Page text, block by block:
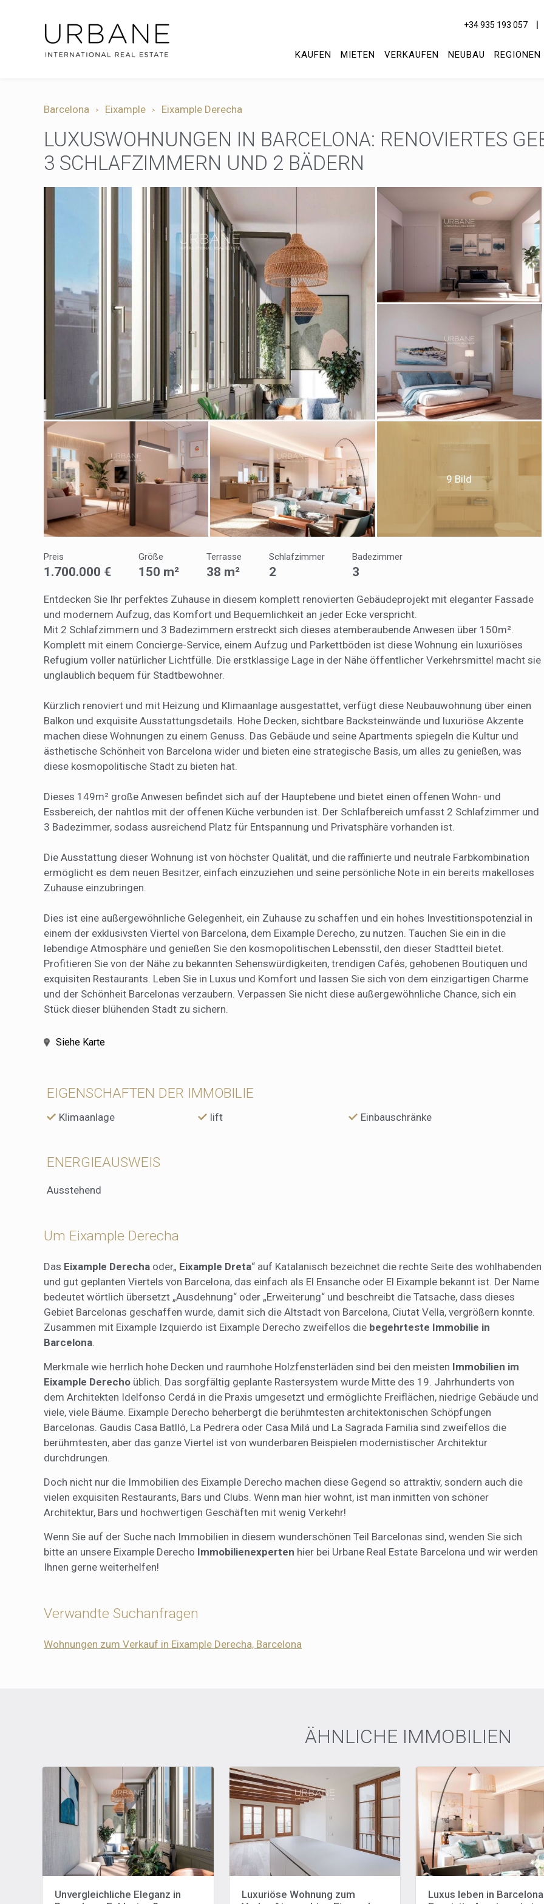
+34 935 193 057
KAUFEN MIETEN VERKAUFEN NEUBAU REGIONEN
Barcelona Eixample Eixample Derecha
LUXUSWOHNUNGEN IN BARCELONA: RENOVIERTES
3 SCHLAFZIMMERN UND 2 BÄDERN
9 Bild
Preis
1.700.000 €
Größe
150 m²
Terrasse
38 m²
Schlafzimmer
2
Badezimmer
3
Entdecken Sie Ihr perfektes Zuhause in diesem komplett renovierten Gebäudeprojekt mit eleganter Fassade
und modernem Aufzug, das Komfort und Bequemlichkeit an jeder Ecke verspricht.
Mit 2 Schlafzimmern und 3 Badezimmern erstreckt sich dieses atemberaubende Anwesen über 150m².
Komplett mit einem Concierge-Service, einem Aufzug und Parkettböden ist diese Wohnung ein luxuriöses
Refugium voller natürlicher Lichtfülle. Die erstklassige Lage in der Nähe öffentlicher Verkehrsmittel macht sie
unglaublich bequem für Stadtbewohner.
Kürzlich renoviert und mit Heizung und Klimaanlage ausgestattet, verfügt diese Neubauwohnung über einen
Balkon und exquisite Ausstattungsdetails. Hohe Decken, sichtbare Backsteinwände und luxuriöse Akzente
machen diese Wohnungen zu einem Genuss. Das Gebäude und seine Apartments spiegeln die Kultur und
ästhetische Schönheit von Barcelona wider und bieten eine strategische Basis, um alles zu genießen, was
diese kosmopolitische Stadt zu bieten hat.
Dieses 149m² große Anwesen befindet sich auf der Hauptebene und bietet einen offenen Wohn- und
Essbereich, der nahtlos mit der offenen Küche verbunden ist. Der Schlafbereich umfasst 2 Schlafzimmer und
3 Badezimmer, sodass ausreichend Platz für Entspannung und Privatsphäre vorhanden ist.
Die Ausstattung dieser Wohnung ist von höchster Qualität, und die raffinierte und neutrale Farbkombination
ermöglicht es dem neuen Besitzer, einfach einzuziehen und seine persönliche Note in ein bereits makelloses
Zuhause einzubringen.
Dies ist eine außergewöhnliche Gelegenheit, ein Zuhause zu schaffen und ein hohes Investitionspotenzial in
einem der exklusivsten Viertel von Barcelona, dem Eixample Derecho, zu nutzen. Tauchen Sie ein in die
lebendige Atmosphäre und genießen Sie den kosmopolitischen Lebensstil, den dieser Stadtteil bietet.
Profitieren Sie von der Nähe zu bekannten Sehenswürdigkeiten, trendigen Cafés, gehobenen Boutiquen und
exquisiten Restaurants. Leben Sie in Luxus und Komfort und lassen Sie sich von dem einzigartigen Charme
und der Schönheit Barcelonas verzaubern. Verpassen Sie nicht diese außergewöhnliche Chance, sich ein
Stück dieser blühenden Stadt zu sichern.
Siehe Karte
EIGENSCHAFTEN DER IMMOBILIE
Klimaanlage lift Einbauschränke
ENERGIEAUSWEIS
Ausstehend
Um Eixample Derecha
Das Eixample Derecha oder„ Eixample Dreta“ auf Katalanisch bezeichnet die rechte Seite des wohlhabenden
und gut geplanten Viertels von Barcelona, das einfach als El Ensanche oder El Eixample bekannt ist. Der Name
bedeutet wörtlich übersetzt „Ausdehnung“ oder „Erweiterung“ und beschreibt die Tatsache, dass dieses
Gebiet Barcelonas geschaffen wurde, damit sich die Altstadt von Barcelona, Ciutat Vella, vergrößern konnte.
Zusammen mit Eixample Izquierdo ist Eixample Derecho zweifellos die begehrteste Immobilie in
Barcelona.
Merkmale wie herrlich hohe Decken und raumhohe Holzfensterläden sind bei den meisten Immobilien im
Eixample Derecho üblich. Das sorgfältig geplante Rastersystem wurde Mitte des 19. Jahrhunderts von
dem Architekten Idelfonso Cerdá in die Praxis umgesetzt und ermöglichte Freiflächen, niedrige Gebäude und
viele, viele Bäume. Eixample Derecho beherbergt die berühmtesten architektonischen Schöpfungen
Barcelonas. Gaudis Casa Batlló, La Pedrera oder Casa Milá und La Sagrada Familia sind zweifellos die
berühmtesten, aber das ganze Viertel ist von wunderbaren Beispielen modernistischer Architektur
durchdrungen.
Doch nicht nur die Immobilien des Eixample Derecho machen diese Gegend so attraktiv, sondern auch die
vielen exquisiten Restaurants, Bars und Clubs. Wenn man hier wohnt, ist man inmitten von schöner
Architektur, Bars und hochwertigen Geschäften mit wenig Verkehr!
Wenn Sie auf der Suche nach Immobilien in diesem wunderschönen Teil Barcelonas sind, wenden Sie sich
bitte an unsere Eixample Derecho Immobilienexperten hier bei Urbane Real Estate Barcelona und wir werden
Ihnen gerne weiterhelfen!
Verwandte Suchanfragen
Wohnungen zum Verkauf in Eixample Derecha, Barcelona
ÄHNLICHE IMMOBILIEN
Unvergleichliche Eleganz in
Luxuriöse Wohnung zum
Luxus leben in
Cookies ändern
Technik und Funktional
Diese Website verwendet eigene Cookies, um Informationen zu sammeln, um
Dienste zu verbessern. Wenn Sie weiter surfen, akzeptieren Sie deren
Benutzer hat die Möglichkeit, seinen Browser zu konfigurieren und auf Wunsch
verhindern, dass er auf seiner Festplatte installiert wird, obwohl er bedenken
dass dies zu Schwierigkeiten beim Navigieren auf der Website führen kann.
Analytik und Anpassung
Website. Die durch diese Art von Cookies gesammelten Informationen werden
verwendet, um die Aktivität des Webs zu messen, um
erstellen, um basierend auf der Analyse der Nutzungsdaten der Benutzer des
Benutzers zu speichern, um die Qualität unserer Dienstleistungen zu
durch empfohlene Produkte ein besseres Erlebnis zu bieten.
Marketing und Publizität
Diese Cookies werden verwendet, um Informationen über die Präferenzen und
anzeigen.
Konfiguration speichern Alle akzeptieren